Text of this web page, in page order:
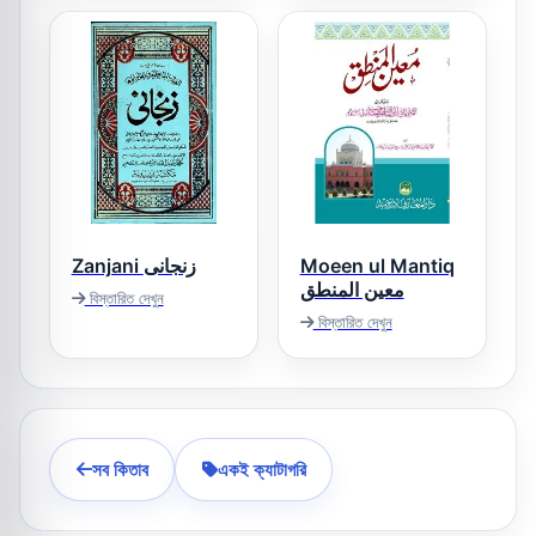
Zanjani زنجانی
বিস্তারিত দেখুন
Moeen ul Mantiq
معین المنطق
বিস্তারিত দেখুন
সব কিতাব একই ক্যাটাগরি